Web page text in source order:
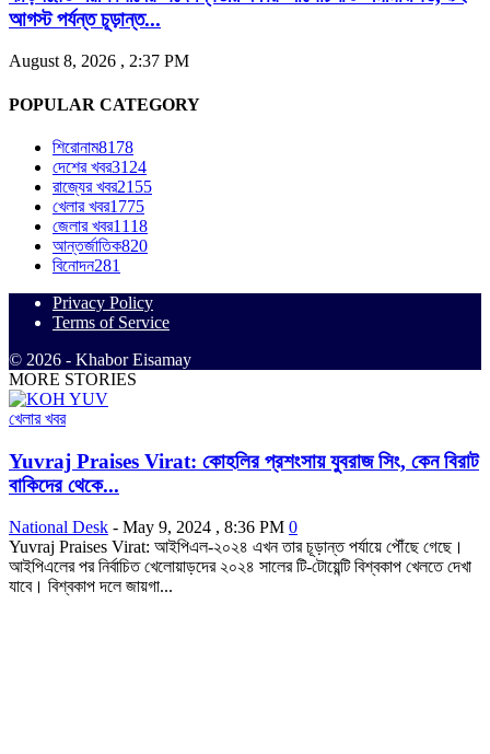
আগস্ট পর্যন্ত চূড়ান্ত...
August 8, 2026 , 2:37 PM
POPULAR CATEGORY
শিরোনাম8178
দেশের খবর3124
রাজ্যের খবর2155
খেলার খবর1775
জেলার খবর1118
আন্তর্জাতিক820
বিনোদন281
Privacy Policy
Terms of Service
© 2026 - Khabor Eisamay
MORE STORIES
খেলার খবর
Yuvraj Praises Virat: কোহলির প্রশংসায় যুবরাজ সিং, কেন বিরাট
বাকিদের থেকে...
National Desk - May 9, 2024 , 8:36 PM 0
Yuvraj Praises Virat: আইপিএল-২০২৪ এখন তার চূড়ান্ত পর্যায়ে পৌঁছে গেছে।
আইপিএলের পর নির্বাচিত খেলোয়াড়দের ২০২৪ সালের টি-টোয়েন্টি বিশ্বকাপ খেলতে দেখা
যাবে। বিশ্বকাপ দলে জায়গা...